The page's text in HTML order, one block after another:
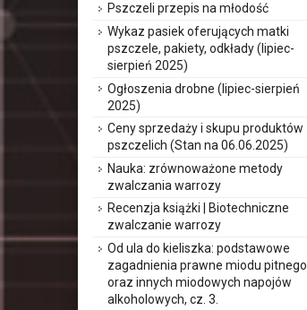
Pszczeli przepis na młodość
Wykaz pasiek oferujących matki
pszczele, pakiety, odkłady (lipiec-
sierpień 2025)
Ogłoszenia drobne (lipiec-sierpień
2025)
Ceny sprzedaży i skupu produktów
pszczelich (Stan na 06.06.2025)
Nauka: zrównoważone metody
zwalczania warrozy
Recenzja książki | Biotechniczne
zwalczanie warrozy
Od ula do kieliszka: podstawowe
zagadnienia prawne miodu pitnego
oraz innych miodowych napojów
alkoholowych, cz. 3.